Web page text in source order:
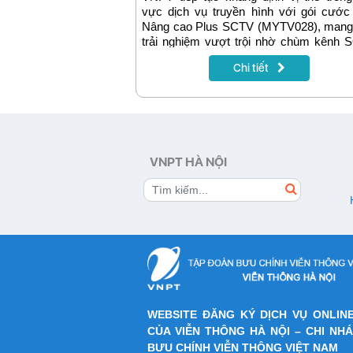
vực dịch vụ truyền hình với gói
Nâng cao Plus SCTV (MYTV028),
trải nghiệm vượt trội nhờ chùm kênh
đa dạng và chất lượng cao. Hãy cùng
phá chi tiết về gói cước này và so
để chọn lựa giải pháp giải trí phù hợp
Chi tiết
VNPT HÀ NỘI
WEBSITE ĐĂNG KÝ DỊCH VỤ
CỦA VIỄN THÔNG HÀ NỘI – CHI
BƯU CHÍNH VIỄN THÔNG VIỆT NAM